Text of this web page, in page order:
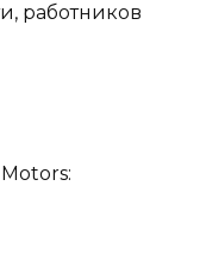
работников